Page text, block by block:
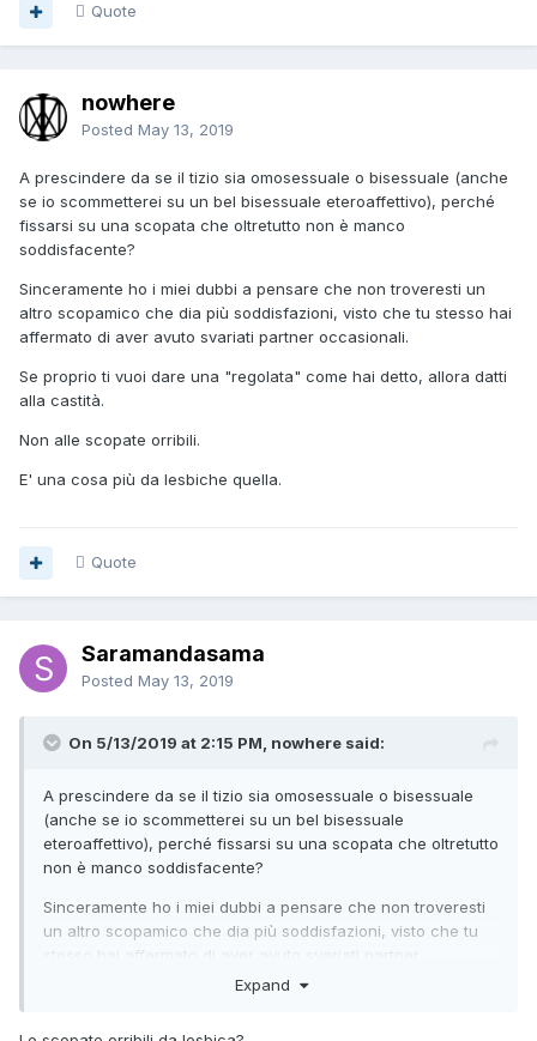
Quote
nowhere
Posted May 13, 2019
A prescindere da se il tizio sia omosessuale o bisessuale (anche
se io scommetterei su un bel bisessuale eteroaffettivo), perché
fissarsi su una scopata che oltretutto non è manco
soddisfacente?
Sinceramente ho i miei dubbi a pensare che non troveresti un
altro scopamico che dia più soddisfazioni, visto che tu stesso hai
affermato di aver avuto svariati partner occasionali.
Se proprio ti vuoi dare una "regolata" come hai detto, allora datti
alla castità.
Non alle scopate orribili.
E' una cosa più da lesbiche quella.
Quote
Saramandasama
Posted May 13, 2019
On 5/13/2019 at 2:15 PM, nowhere said:
A prescindere da se il tizio sia omosessuale o bisessuale
(anche se io scommetterei su un bel bisessuale
eteroaffettivo), perché fissarsi su una scopata che oltretutto
non è manco soddisfacente?
Sinceramente ho i miei dubbi a pensare che non troveresti
un altro scopamico che dia più soddisfazioni, visto che tu
stesso hai affermato di aver avuto svariati partner
Expand